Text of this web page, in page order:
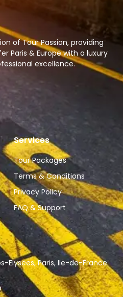
of Tour Passion, providing
Paris & Europe with a luxury
excellence.
Services
Tour Packages
Terms & Conditions
Privacy Policy
FAQ & Support
Elysees, Paris, Ile-de-France